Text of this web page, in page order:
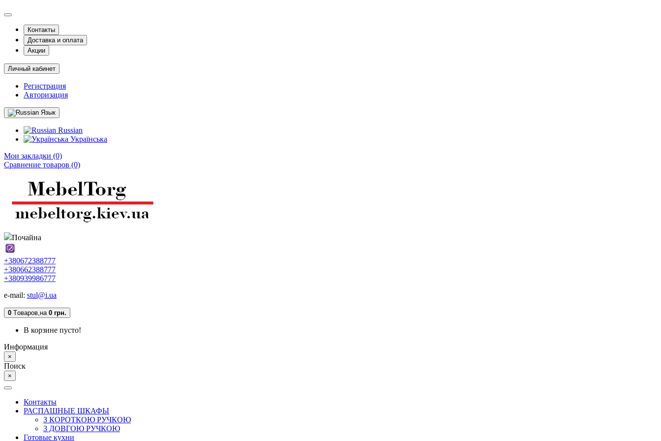
Контакты
Доставка и оплата
Акции
Личный кабинет
Регистрация
Авторизация
Язык
Russian
Українська
Мои закладки (0)
Сравнение товаров (0)
Почайна
+380672388777
+380662388777
+380939986777
e-mail: stul@i.ua
0 Tоваров,на 0 грн.
В корзине пусто!
Информация
×
Поиск
×
Контакты
РАСПАШНЫЕ ШКАФЫ
З КОРОТКОЮ РУЧКОЮ
З ДОВГОЮ РУЧКОЮ
Готовые кухни